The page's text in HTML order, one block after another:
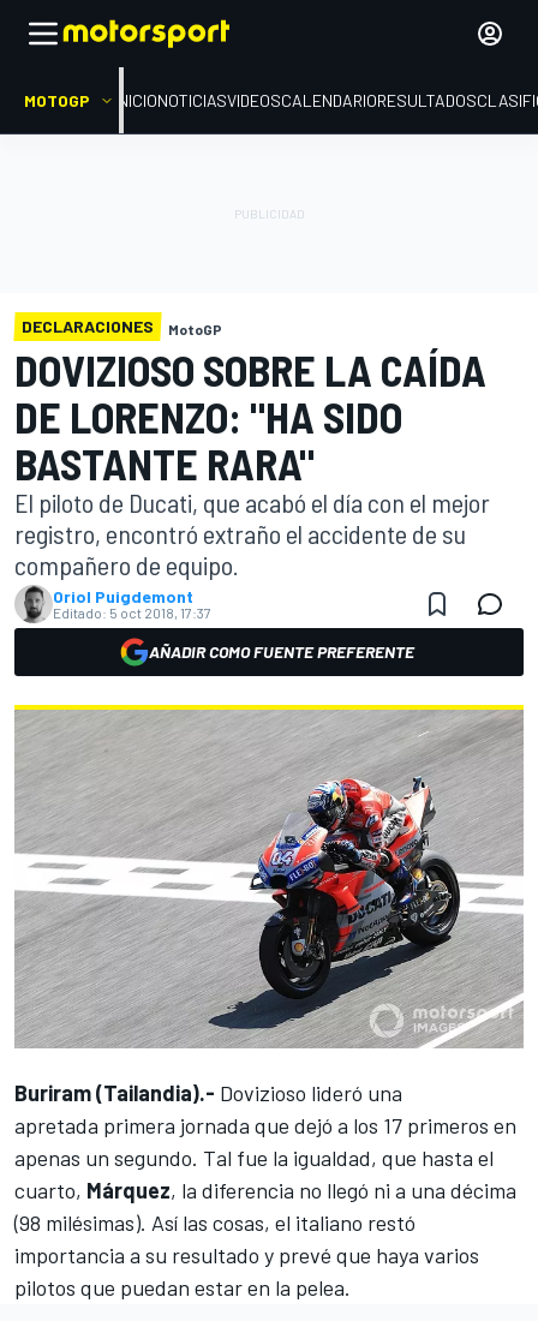
MOTOGP INICIONOTICIASVIDEOSCALENDARIORESULTADOS
DECLARACIONES MotoGP
DOVIZIOSO SOBRE LA CAÍDA
DE LORENZO: "HA SIDO
BASTANTE RARA"
El piloto de Ducati, que acabó el día con el mejor
registro, encontró extraño el accidente de su
compañero de equipo.
Oriol Puigdemont
Editado: 5 oct 2018, 17:37
AÑADIR COMO FUENTE PREFERENTE
Buriram (Tailandia).- Dovizioso lideró una
apretada primera jornada que dejó a los 17 primeros en
apenas un segundo. Tal fue la igualdad, que hasta el
cuarto, Márquez, la diferencia no llegó ni a una décima
(98 milésimas). Así las cosas, el italiano restó
importancia a su resultado y prevé que haya varios
pilotos que puedan estar en la pelea.